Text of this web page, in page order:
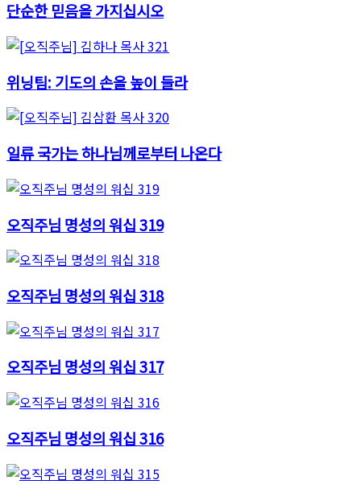
단순한 믿음을 가지십시오
위닝팀: 기도의 손을 높이 들라
일류 국가는 하나님께로부터 나온다
오직주님 명성의 워십 319
오직주님 명성의 워십 318
오직주님 명성의 워십 317
오직주님 명성의 워십 316